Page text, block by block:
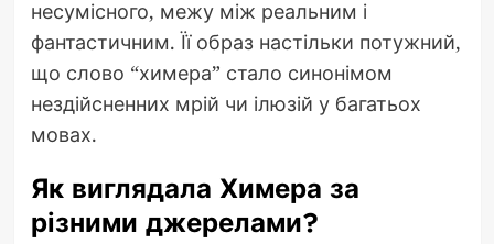
несумісного, межу між реальним і
фантастичним. Її образ настільки потужний,
що слово “химера” стало синонімом
нездійсненних мрій чи ілюзій у багатьох
мовах.
Як виглядала Химера за
різними джерелами?